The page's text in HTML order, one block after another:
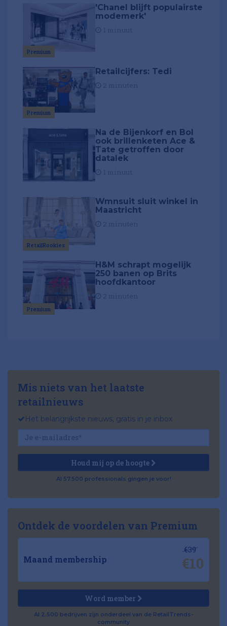
Premium
'Chanel blijft populairste
modemerk'
Premium
Retailcijfers: Tedi
Na de Bijenkorf en Bol
ook brillenketen Ace &
Tate getroffen door
datalek
RetailRookies
Wmnsuit sluit winkel in
Maastricht
Premium
H&M schrapt mogelijk
250 banen op Brits
hoofdkantoor
Mis niets van het laatste
retailnieuws
Het belangrijkste nieuws, gratis in je inbox
Houd mij op de hoogte
Al 57.500 professionals gingen je voor!
Ontdek de voordelen van Premium
Maand membership
€39
€10
Word member
Al 2.500 bedrijven zijn onderdeel van de RetailTrends-
community